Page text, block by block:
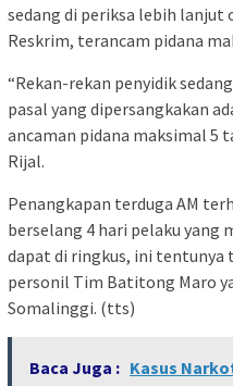
sedang di periksa lebih lanjut
Reskrim, terancam pidana
“Rekan-rekan penyidik
pasal yang dipersangkakan
ancaman pidana maksimal 5
Rijal.
Penangkapan terduga AM
berselang 4 hari pelaku yang
dapat di ringkus, ini tentunya
personil Tim Batitong Maro
Somalinggi. (tts)
Baca Juga : Kasus